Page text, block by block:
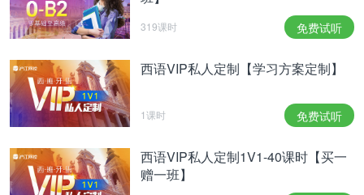
sino por la perseverancia.
努力和尝试
斗。
319课时 免费试听
西语VIP私人定制【学习方案定制】
1课时 免费试听
西语VIP私人定制1V1-40课时【买一
赠一班】